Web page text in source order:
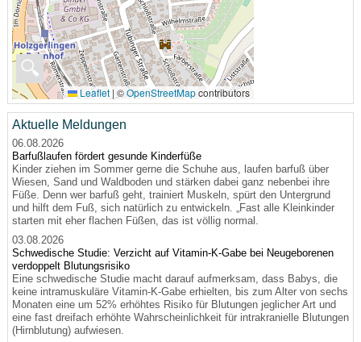
🔍
Leaflet | ©OpenStreetMapcontributors
Aktuelle Meldungen
06.08.2026
Barfußlaufen fördert gesunde Kinderfüße
Kinder ziehen im Sommer gerne die Schuhe aus, laufen barfuß über
Wiesen, Sand und Waldboden und stärken dabei ganz nebenbei ihre
Füße. Denn wer barfuß geht, trainiert Muskeln, spürt den Untergrund
und hilft dem Fuß, sich natürlich zu entwickeln. „Fast alle Kleinkinder
starten mit eher flachen Füßen, das ist völlig normal.
03.08.2026
Schwedische Studie: Verzicht auf Vitamin-K-Gabe bei Neugeborenen
verdoppelt Blutungsrisiko
Eine schwedische Studie macht darauf aufmerksam, dass Babys, die
keine intramuskuläre Vitamin-K-Gabe erhielten, bis zum Alter von sechs
Monaten eine um 52% erhöhtes Risiko für Blutungen jeglicher Art und
eine fast dreifach erhöhte Wahrscheinlichkeit für intrakranielle Blutungen
(Hirnblutung) aufwiesen.